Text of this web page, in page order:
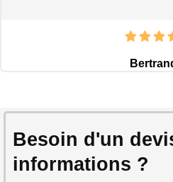
Besoin d'un
informations ?